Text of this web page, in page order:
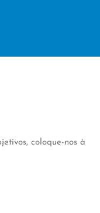
coloque-nos à